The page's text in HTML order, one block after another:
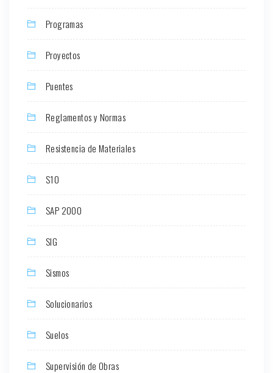
Programas
Proyectos
Puentes
Reglamentos y Normas
Resistencia de Materiales
S10
SAP 2000
SIG
Sismos
Solucionarios
Suelos
Supervisión de Obras